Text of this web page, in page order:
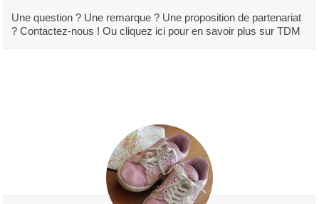
Une question ? Une remarque ? Une proposition de partenariat
? Contactez-nous ! Ou cliquez ici pour en savoir plus sur TDM